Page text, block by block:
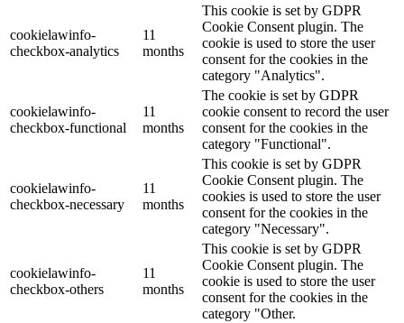
cookielawinfo-
checkbox-analytics
11
months
This cookie is set by GDPR
Cookie Consent plugin. The
cookie is used to store the user
consent for the cookies in the
category "Analytics".
cookielawinfo-
checkbox-functional
11
months
The cookie is set by GDPR
cookie consent to record the user
consent for the cookies in the
category "Functional".
cookielawinfo-
checkbox-necessary
11
months
This cookie is set by GDPR
Cookie Consent plugin. The
cookies is used to store the user
consent for the cookies in the
category "Necessary".
cookielawinfo-
checkbox-others
11
months
This cookie is set by GDPR
Cookie Consent plugin. The
cookie is used to store the user
consent for the cookies in the
category "Other.